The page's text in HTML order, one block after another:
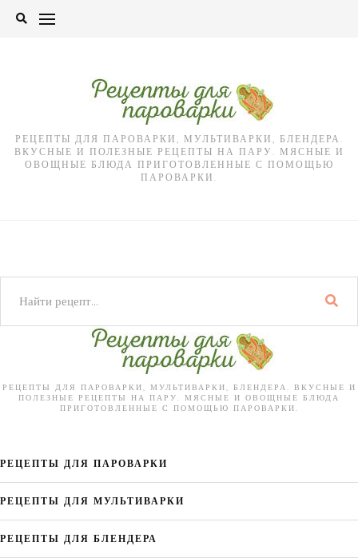
Skip
РЕЦЕПТЫ ДЛЯ ПАРОВАРКИ, МУЛЬТИВАРКИ, БЛЕНДЕРА.
ВКУСНЫЕ И ПОЛЕЗНЫЕ РЕЦЕПТЫ НА ПАРУ. МЯСНЫЕ И
ОВОЩНЫЕ БЛЮДА ПРИГОТОВЛЕННЫЕ С ПОМОЩЬЮ
ПАРОВАРКИ.
РЕЦЕПТЫ ДЛЯ ПАРОВАРКИ, МУЛЬТИВАРКИ, БЛЕНДЕРА. ВКУСНЫЕ И
ПОЛЕЗНЫЕ РЕЦЕПТЫ НА ПАРУ. МЯСНЫЕ И ОВОЩНЫЕ БЛЮДА
ПРИГОТОВЛЕННЫЕ С ПОМОЩЬЮ ПАРОВАРКИ.
РЕЦЕПТЫ ДЛЯ ПАРОВАРКИ
РЕЦЕПТЫ ДЛЯ МУЛЬТИВАРКИ
РЕЦЕПТЫ ДЛЯ БЛЕНДЕРА